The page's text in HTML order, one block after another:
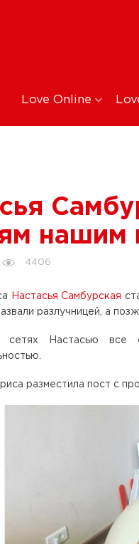
Love Online
нашим
4406
Настасья Самбурская
разлучницей, а
сетях Настасью
разместила пост с